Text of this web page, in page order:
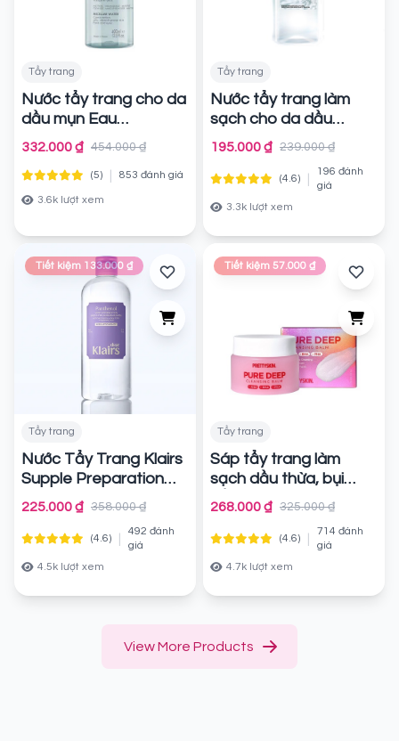
Tẩy trang
Nước tẩy trang cho da
dầu mụn Eau
Thermale Avène
CLEANANCE Micellar
Water
Chính hãng
332.000 ₫ 454.000 ₫
(5) 853 đánh giá
3.6k lượt xem
Tẩy trang
Nước tẩy trang làm
sạch cho da dầu
L'oreal Revitalift
Crystal Purifying
Micellar Water
195.000 ₫ 239.000 ₫
(4.6)
196 đánh
giá
3.3k lượt xem
Tiết kiệm 133.000 ₫
Tẩy trang
Nước Tẩy Trang Klairs
Supple Preparation
Unscented Cleansing
Water 400ml
hãng
225.000 ₫ 358.000 ₫
(4.6)
492 đánh
giá
4.5k lượt xem
Tiết kiệm 57.000 ₫
Tẩy trang
Sáp tẩy trang làm
sạch dầu thừa, bụi
bẩn, mụn đầu đen
Pretty Skin Pure Deep
Cleansing Balm 100ml
268.000 ₫ 325.000 ₫
(4.6)
714 đánh
giá
4.7k lượt xem
View More Products